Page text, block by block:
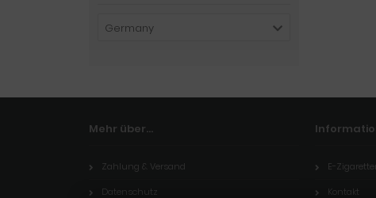
Germany
Mehr über...
Zahlung & Versand
Datenschutz
E-
Kontakt